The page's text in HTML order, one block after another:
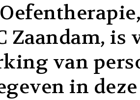
Zaandam,
van
in